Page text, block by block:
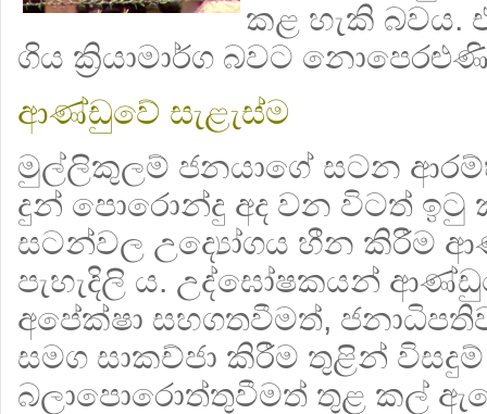
කළ හැකි බවය.
ගිය ක්‍රියාමාර්ග බවට
ආණ්ඩුවේ සැළැස්ම
මුල්ලිකුලම් ජනයාගේ සටන
දුන් පොරොන්දු අද වන විටත් ඉටු
සටන්වල උද්‍යෝගය හීන කිරීම
පැහැදිලි ය. උද්ඝෝෂකයන්
අපේක්ෂා සහගතවීමත්,
සමග සාකච්ජා කිරීම තුළින්
බලාපොරොත්තුවීමත් තුළ කල්